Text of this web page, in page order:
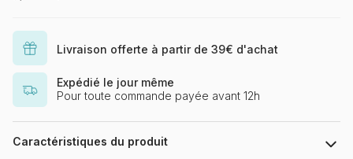
Livraison offerte à partir de 39€ d'achat
Expédié le jour même
Pour toute commande payée avant 12h
Caractéristiques du produit